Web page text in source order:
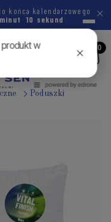
końca kalendarzowego
10 sekund
Poduszki